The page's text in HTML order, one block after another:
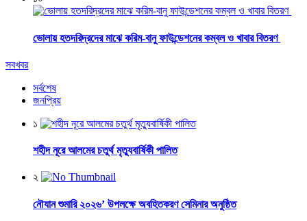
ভোলায় হতদরিদ্রদের মাঝে করিম-বানু ফাউন্ডেশনের কম্বল ও খাবার বিতরণ
সবখবর
সর্বশেষ
জনপ্রিয়
১
শহীদ নূরে আলমের চতুর্থ মৃত্যুবার্ষিকী পালিত
২
নৌযান শুমারি ২০২৬’ উপলক্ষে অবহিতকরণ সেমিনার অনুষ্ঠিত